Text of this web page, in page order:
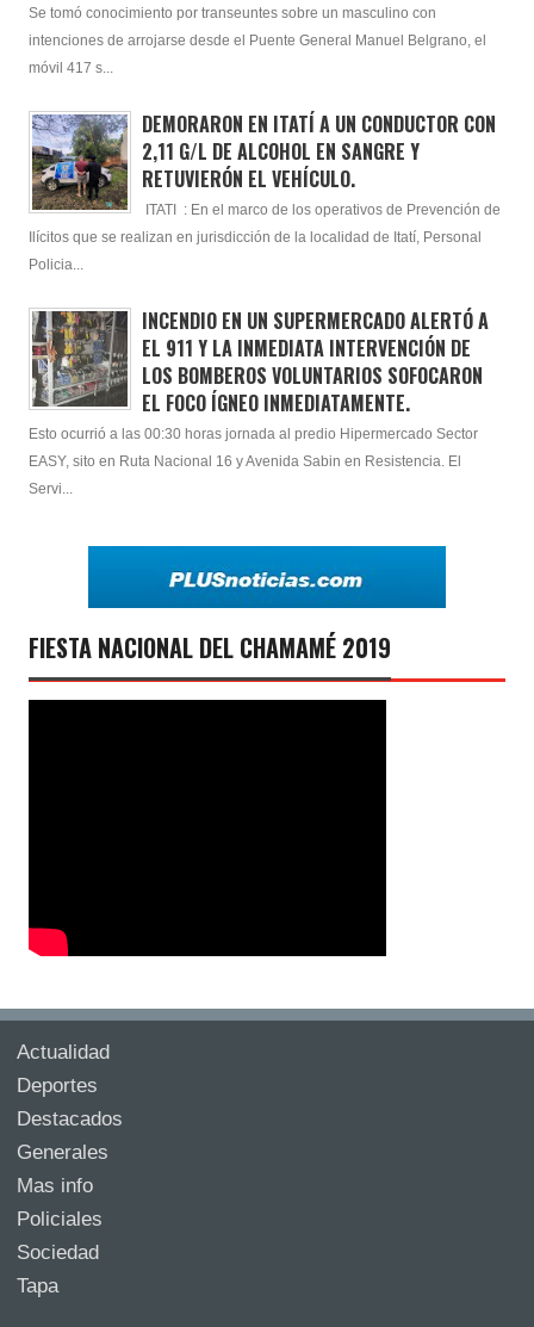
Se tomó conocimiento por transeuntes sobre un masculino con
intenciones de arrojarse desde el Puente General Manuel Belgrano, el
móvil 417 s...
DEMORARON EN ITATÍ A UN CONDUCTOR CON
2,11 G/L DE ALCOHOL EN SANGRE Y
RETUVIERÓN EL VEHÍCULO.
ITATI : En el marco de los operativos de Prevención de
Ilícitos que se realizan en jurisdicción de la localidad de Itatí, Personal
Policia...
INCENDIO EN UN SUPERMERCADO ALERTÓ A
EL 911 Y LA INMEDIATA INTERVENCIÓN DE
LOS BOMBEROS VOLUNTARIOS SOFOCARON
EL FOCO ÍGNEO INMEDIATAMENTE.
Esto ocurrió a las 00:30 horas jornada al predio Hipermercado Sector
EASY, sito en Ruta Nacional 16 y Avenida Sabin en Resistencia. El
Servi...
FIESTA NACIONAL DEL CHAMAMÉ 2019
Actualidad
Deportes
Destacados
Generales
Mas info
Policiales
Sociedad
Tapa